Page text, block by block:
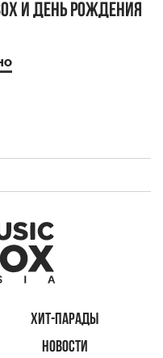
и день рождения
ХИТ-ПАРАДЫ
НОВОСТИ